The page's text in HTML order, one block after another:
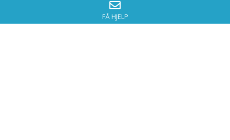
FÅ HJELP